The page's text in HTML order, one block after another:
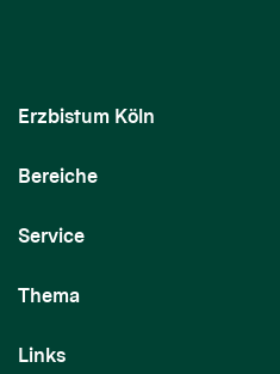
Erzbistum Köln
Bereiche
Service
Thema
Links